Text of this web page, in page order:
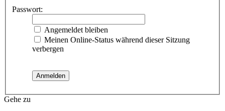
Passwort:
Angemeldet bleiben
Meinen Online-Status während dieser Sitzung
verbergen
Gehe zu